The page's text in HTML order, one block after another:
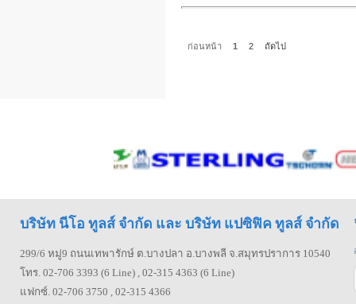
ก่อนหน้า 1 2 ถัดไป
บริษัท นีโอ ทูลส์ จำกัด และ บริษัท แปซิฟิค ทูลส์ จำกัด
299/6 หมู่9 ถนนเทพารักษ์ ต.บางปลา อ.บางพลี จ.สมุทรปราการ 10540
โทร. 02-706 3393 (6 Line) , 02-315 4363 (6 Line)
แฟกซ์. 02-706 3750 , 02-315 4366